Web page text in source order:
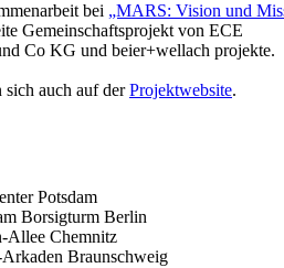
bei „MARS: Vision und
Gemeinschaftsprojekt von ECE
Co KG und beier+wellach projekte.
auch auf derProjektwebsite.
Potsdam
Borsigturm Berlin
Allee Chemnitz
Braunschweig